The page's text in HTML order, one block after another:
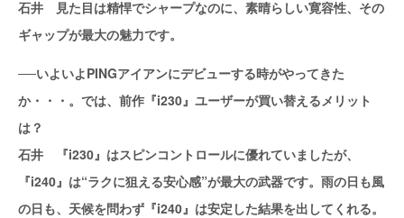
石井 見た目は精悍でシャープなのに、素晴らしい寛容性、その
ギャップが最大の魅力です。
──いよいよPINGアイアンにデビューする時がやってきた
か・・・。では、前作『i230』ユーザーが買い替えるメリット
は？
石井 『i230』はスピンコントロールに優れていましたが、
『i240』は“ラクに狙える安心感”が最大の武器です。雨の日も風
の日も、天候を問わず『i240』は安定した結果を出してくれる。